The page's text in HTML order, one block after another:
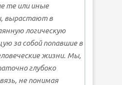
те или иные
вырастают в
логическую
за собой попавшие в
жизни. Мы,
глубоко
не понимая